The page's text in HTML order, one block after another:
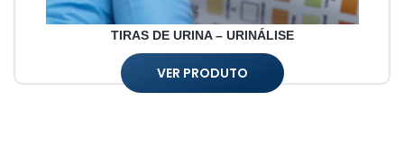
TIRAS DE URINA – URINÁLISE
VER PRODUTO